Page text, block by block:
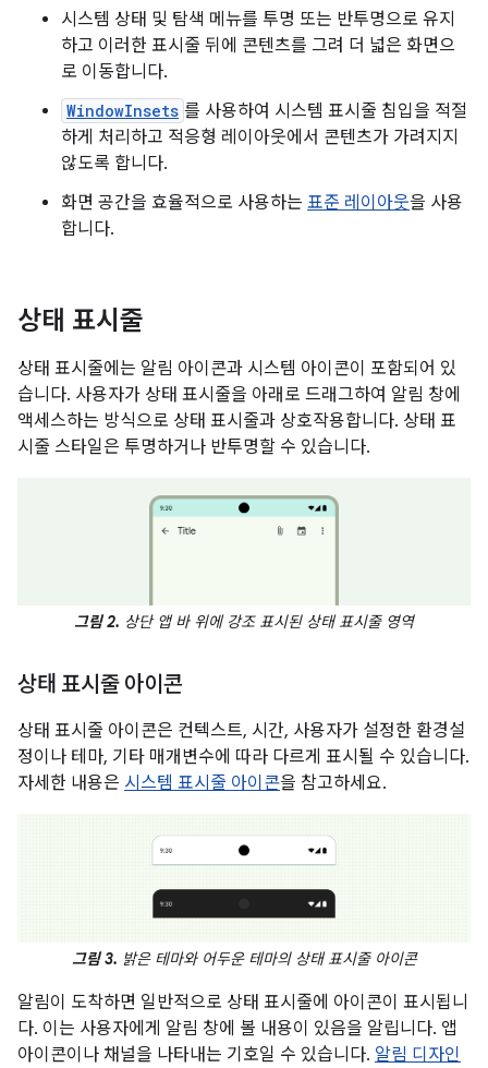
시스템 상태 및 탐색 메뉴를 투명 또는 반투명으로 유지
하고 이러한 표시줄 뒤에 콘텐츠를 그려 더 넓은 화면으
로 이동합니다.
WindowInsets 를 사용하여 시스템 표시줄 침입을 적절
하게 처리하고 적응형 레이아웃에서 콘텐츠가 가려지지
않도록 합니다.
화면 공간을 효율적으로 사용하는 표준 레이아웃을 사용
합니다.
상태 표시줄
상태 표시줄에는 알림 아이콘과 시스템 아이콘이 포함되어 있
습니다. 사용자가 상태 표시줄을 아래로 드래그하여 알림 창에
액세스하는 방식으로 상태 표시줄과 상호작용합니다. 상태 표
시줄 스타일은 투명하거나 반투명할 수 있습니다.
그림 2. 상단 앱 바 위에 강조 표시된 상태 표시줄 영역
상태 표시줄 아이콘
상태 표시줄 아이콘은 컨텍스트, 시간, 사용자가 설정한 환경설
정이나 테마, 기타 매개변수에 따라 다르게 표시될 수 있습니다.
자세한 내용은 시스템 표시줄 아이콘을 참고하세요.
그림 3. 밝은 테마와 어두운 테마의 상태 표시줄 아이콘
알림이 도착하면 일반적으로 상태 표시줄에 아이콘이 표시됩니
다. 이는 사용자에게 알림 창에 볼 내용이 있음을 알립니다. 앱
아이콘이나 채널을 나타내는 기호일 수 있습니다. 알림 디자인